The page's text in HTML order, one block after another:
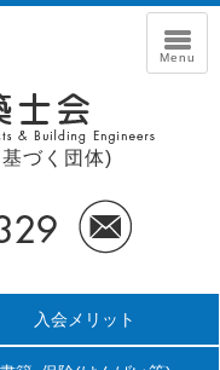
づく団体)
入会メリット